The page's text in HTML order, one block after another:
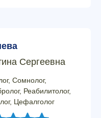
Сергеевна
Сомнолог,
Реабилитолог,
Цефалголог